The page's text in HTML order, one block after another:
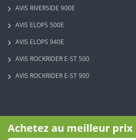
Achetez au meilleur prix
AVIS RIVERSIDE 900E
AVIS ELOPS 500E
AVIS ELOPS 940E
AVIS ROCKRIDER E-ST 500
AVIS ROCKRIDER E-ST 900